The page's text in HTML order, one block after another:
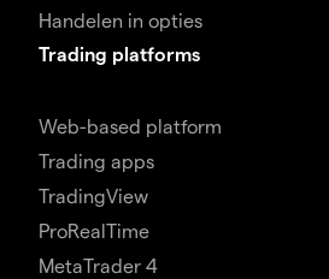
Handelen in opties
Trading platforms
Web-based platform
Trading apps
TradingView
ProRealTime
MetaTrader 4